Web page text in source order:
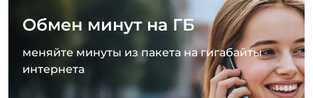
Обмен минут на ГБ
меняйте минуты из пакета на гигабайты
интернета